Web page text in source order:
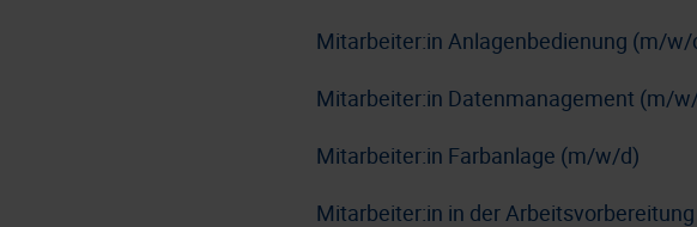
Mitarbeiter:in Anlagenbedienung (m/w/
Mitarbeiter:in Datenmanagement (m/
Mitarbeiter:in Farbanlage (m/w/d)
Mitarbeiter:in in der